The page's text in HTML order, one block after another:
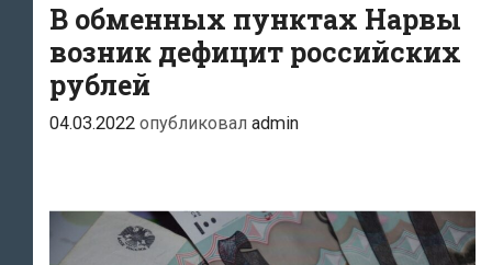
В обменных пунктах Нарвы
возник дефицит российских
рублей
04.03.2022 опубликовал admin